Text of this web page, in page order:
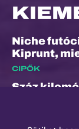
Niche
Kiprunt,
CIPŐK
Száz